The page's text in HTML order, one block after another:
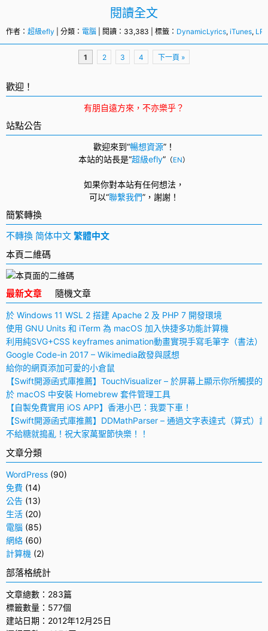
閱讀全文
作者： 超級efly | 分類： 電腦 | 閱讀：33,383 | 標籤： DynamicLyrics, iTunes,
導
航
1 2 3 4 下一頁 »
歡迎！
有朋自遠方來，不亦樂乎？
站點公告
歡迎來到“暢想資源”！
本站的站長是“超級efly” （EN）
如果你對本站有任何想法，
可以“聯繫我們”， 謝謝！
簡繁轉換
不轉換 简体中文 繁體中文
本頁二維碼
最新文章 隨機文章
於 Windows 11 WSL 2 搭建 Apache 2 及 PHP 7 開發環境
使用 GNU Units 和 iTerm 為 macOS 加入快捷多功能計算機
利用純SVG+CSS keyframes animation動畫實現手寫毛筆字（書法）
Google Code-in 2017 – Wikimedia啟發與感想
給你的網頁添加可愛的小倉鼠
【Swift開源函式庫推薦】TouchVisualizer – 於屏幕上顯示你所觸摸的
於 macOS 中安裝 Homebrew 套件管理工具
【自製免費實用 iOS APP】香港小巴：我要下車！
【Swift開源函式庫推薦】DDMathParser – 通過文字表達式（算式）
不給糖就搗亂！祝大家萬聖節快樂！！
文章分類
WordPress (90)
免費 (14)
公告 (13)
生活 (20)
電腦 (85)
網絡 (60)
計算機 (2)
部落格統計
文章總數：283篇
標籤數量：577個
建站日期：2012年12月25日